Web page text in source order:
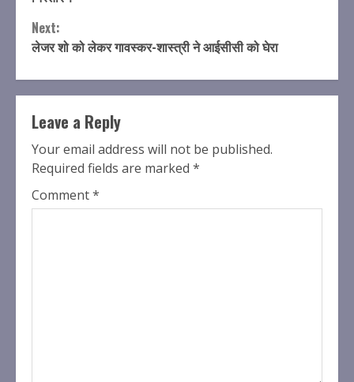
Next:
लेजर शो को लेकर गावस्कर-शास्त्री ने आईसीसी को घेरा
Leave a Reply
Your email address will not be published.
Required fields are marked *
Comment*